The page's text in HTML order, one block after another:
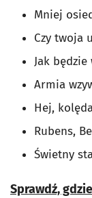
Mniej
Czy twoja
Jak
Armia
Hej,
Rubens,
Świetny
Sprawdź,